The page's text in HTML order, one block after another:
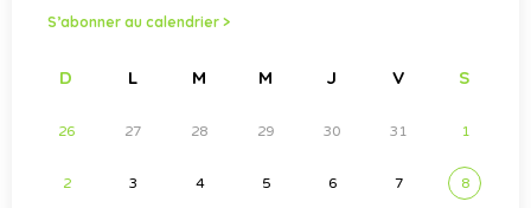
S’abonner au calendrier >
D L M M J V S
26 27 28 29 30 31 1
2 3 4 5 6 7 8